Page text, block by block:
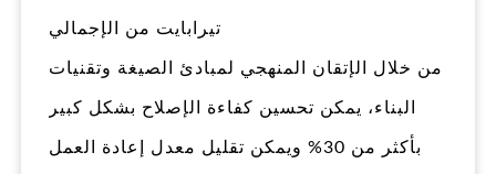
تيرابايت من الإجمالي
من خلال الإتقان المنهجي لمبادئ الصيغة وتقنيات
البناء، يمكن تحسين كفاءة الإصلاح بشكل كبير
بأكثر من 30% ويمكن تقليل معدل إعادة العمل